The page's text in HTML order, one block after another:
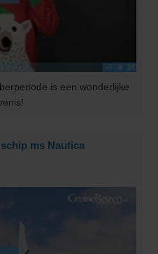
is een wonderlijke
ms Nautica